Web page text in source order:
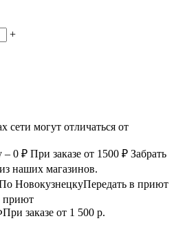
+
сети могут отличаться от
– 0 ₽ При заказе от 1500 ₽ Забрать
наших магазинов.
НовокузнецкуПередать в приют
приют
При заказе от 1 500 р.